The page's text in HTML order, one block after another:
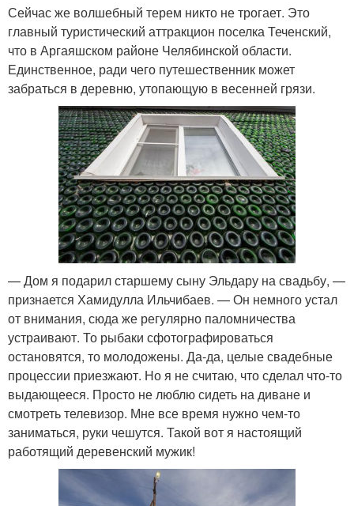
Сейчас же волшебный терем никто не трогает. Это
главный туристический аттракцион поселка Теченский,
что в Аргаяшском районе Челябинской области.
Единственное, ради чего путешественник может
забраться в деревню, утопающую в весенней грязи.
— Дом я подарил старшему сыну Эльдару на свадьбу, —
признается Хамидулла Ильчибаев. — Он немного устал
от внимания, сюда же регулярно паломничества
устраивают. То рыбаки сфотографироваться
остановятся, то молодожены. Да-да, целые свадебные
процессии приезжают. Но я не считаю, что сделал что-то
выдающееся. Просто не люблю сидеть на диване и
смотреть телевизор. Мне все время нужно чем-то
заниматься, руки чешутся. Такой вот я настоящий
работящий деревенский мужик!